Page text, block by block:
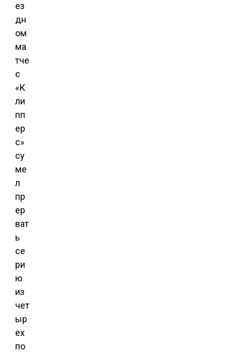
ез
дн
ом
ма
тче
с
«К
ли
пп
ер
с»
су
ме
л
пр
ер
ват
ь
се
ри
ю
из
чет
ыр
ех
по